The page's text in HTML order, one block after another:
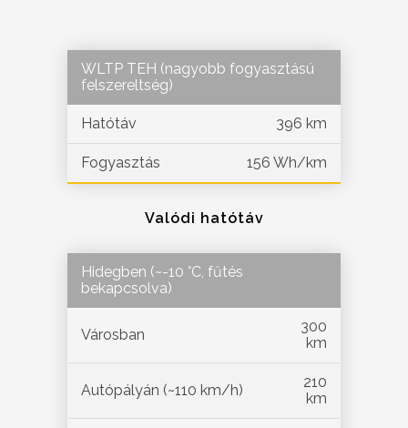
WLTP TEH (nagyobb fogyasztású
felszereltség)
Hatótáv 396 km
Fogyasztás 156 Wh/km
Valódi hatótáv
Hidegben (~-10 °C, fűtés
bekapcsolva)
Városban
300
km
Autópályán (~110 km/h)
210
km